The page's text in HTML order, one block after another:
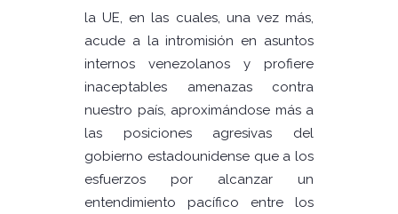
la UE, en las cuales, una vez más,
acude a la intromisión en asuntos
internos venezolanos y profiere
inaceptables amenazas contra
nuestro país, aproximándose más a
las posiciones agresivas del
gobierno estadounidense que a los
esfuerzos por alcanzar un
entendimiento pacífico entre los